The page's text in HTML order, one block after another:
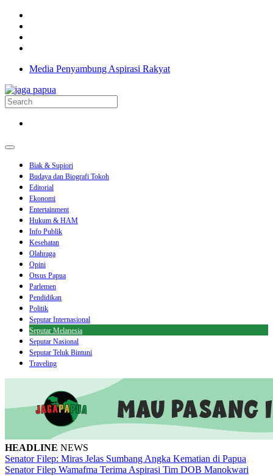
Media Penyambung Aspirasi Rakyat
Biak & Supiori
Budaya dan Biografi Tokoh
Editorial
Ekonomi
Entertainment
Hukum & HAM
Info Publik
Kesehatan
Olahraga
Opini
Otsus Papua
Parlemen
Pendidikan
Politik
Seputar Internasional
Seputar Melanesia
Seputar Nasional
Seputar Teluk Bintuni
Traveling
HEADLINE NEWS
Senator Filep: Miras Jelas Sumbang Angka Kematian di Papua
Senator Filep Wamafma Terima Aspirasi Tim DOB Manokwari